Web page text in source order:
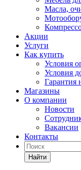
Масла,
Акции
Услуги
Как купить
Условия
Условия
Гарантия
Магазины
О компании
Новости
Вакансии
Контакты
Найти